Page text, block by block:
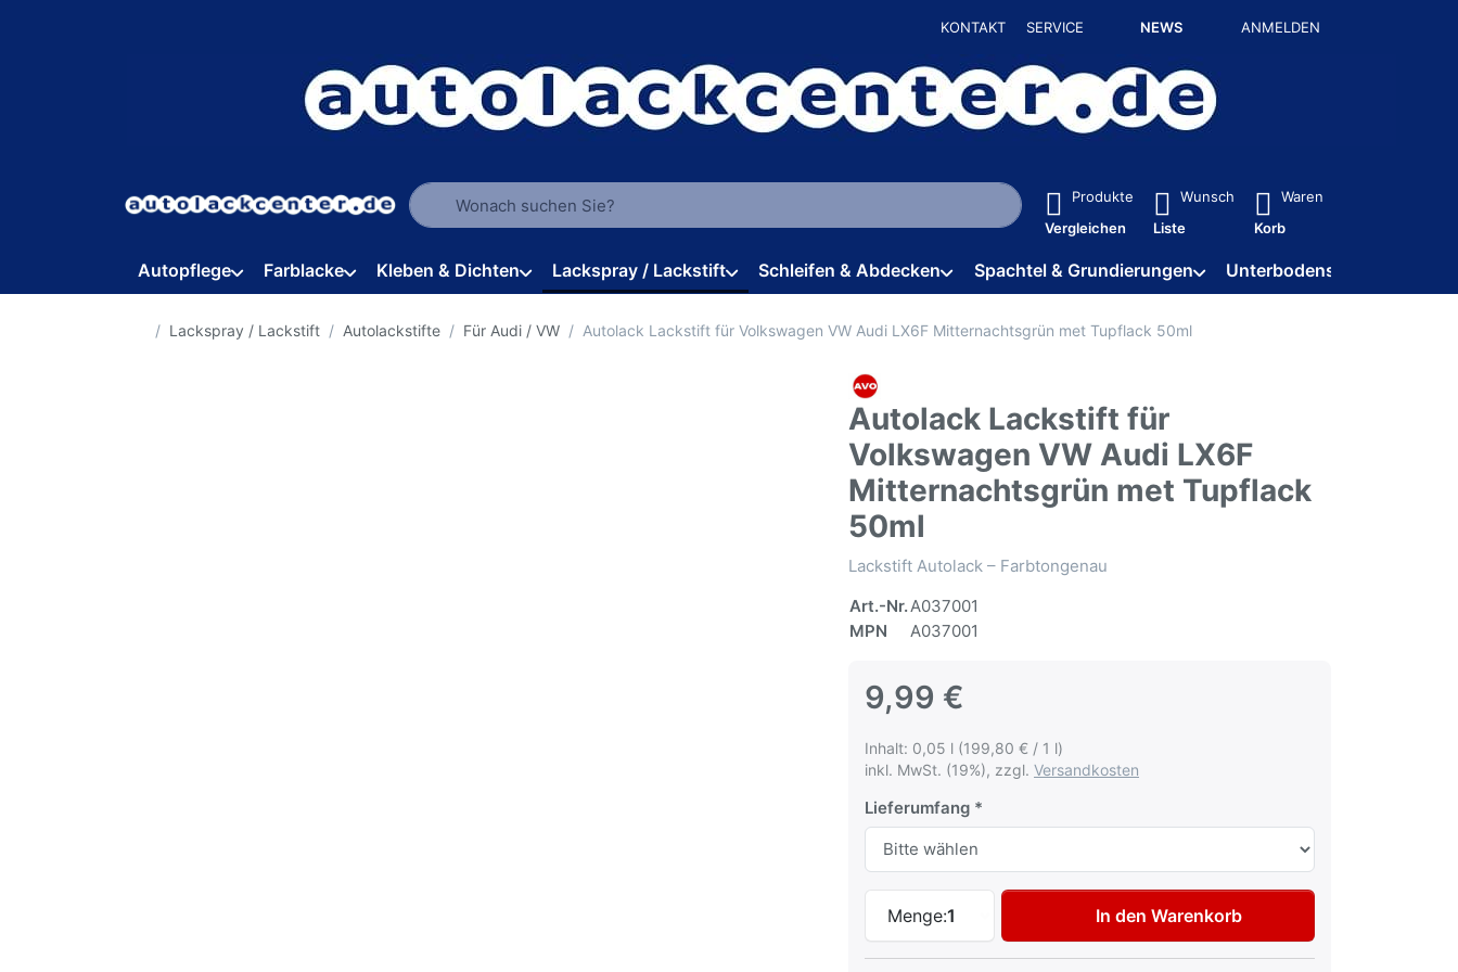
KONTAKT SERVICE NEWS ANMELDEN
Geben Sie einen Suchbegriff ein. Während Sie tippen, erscheinen automatisch erste Ergebnisse. Drücken Sie die Eingabetaste, um alle
Produkte
Vergleichen
Wunsch
Liste
Waren
Korb
Autopflege Farblacke Kleben & Dichten Lackspray / Lackstift Schleifen & Abdecken Spachtel & Grundierungen Unterbodenschutz / HV
Startseite
Lackspray / Lackstift Autolackstifte Für Audi / VW Autolack Lackstift für Volkswagen VW Audi LX6F Mitternachtsgrün met Tupflack 50ml
Autolack Lackstift für
Volkswagen VW Audi LX6F
Mitternachtsgrün met Tupflack
50ml
Lackstift Autolack – Farbtongenau
Art.-Nr.A037001
MPN
A037001
9,99 €
Inhalt: 0,05 l (199,80 € / 1 l)
inkl. MwSt. (19%), zzgl. Versandkosten
Lieferumfang
Menge:1
Autolack Lackstift für Volkswagen VW Audi LX6F
In den Warenkorb